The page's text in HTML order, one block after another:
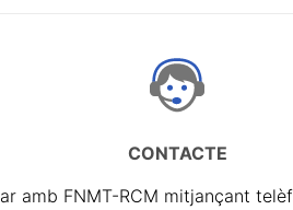
CONTACTE
amb FNMT-RCM mitjançant